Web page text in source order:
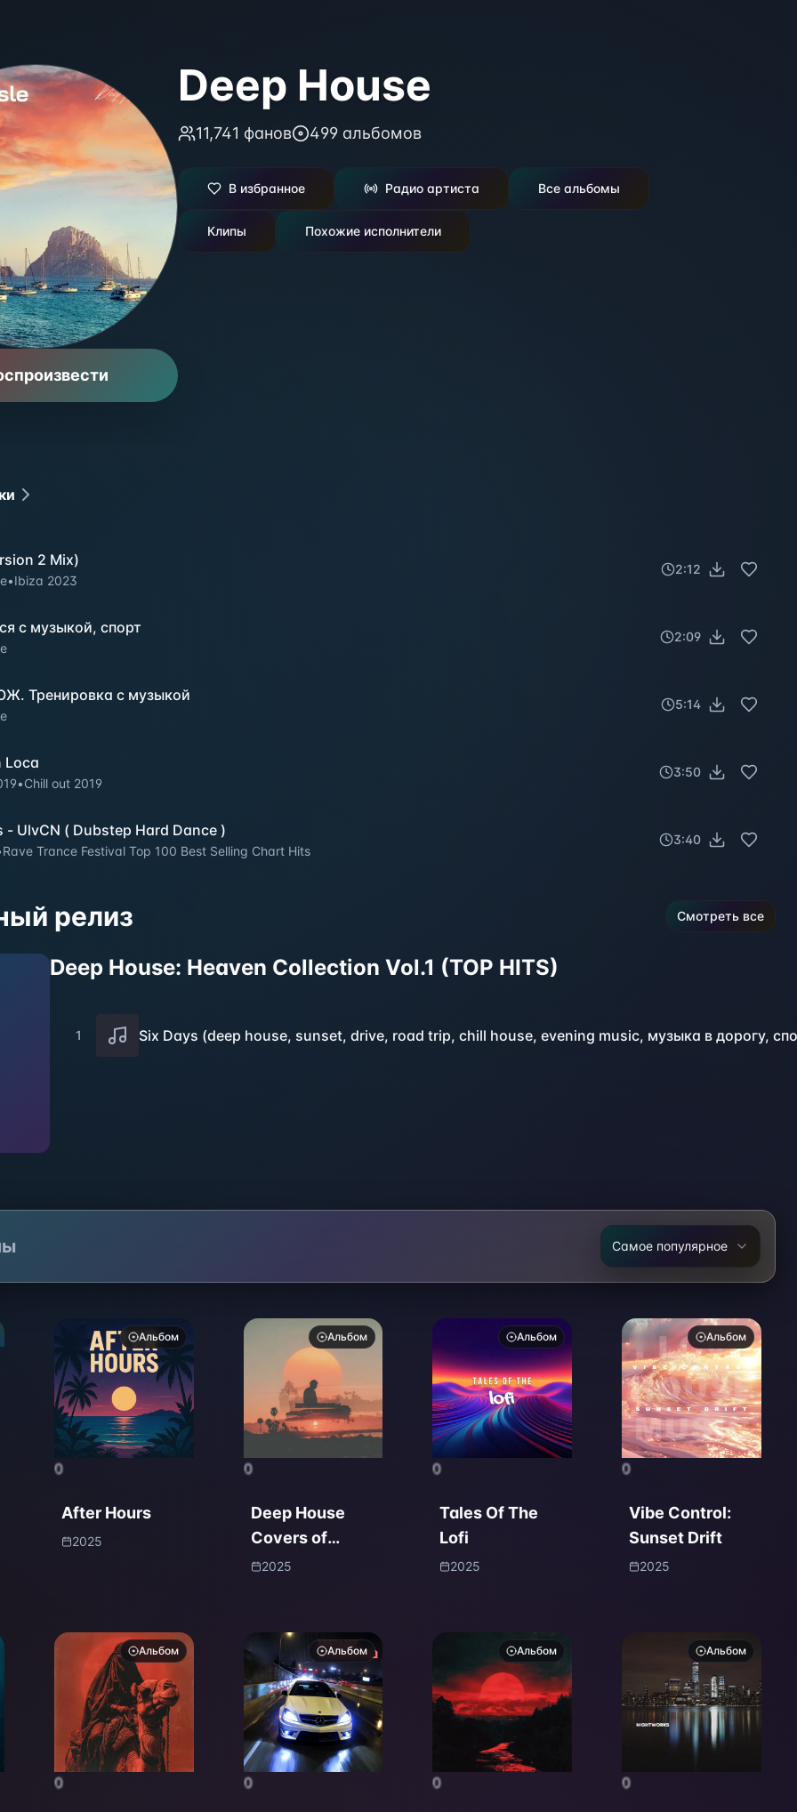
Deep House
11,741 фанов 499 альбомов
В избранное Радио артиста Все альбомы
Клипы Похожие исполнители
2 Mix)
•Ibiza 2023
2:12
с музыкой, спорт
2:09
Тренировка с музыкой
5:14
Loca
•Chill out 2019
3:50
- UlvCN ( Dubstep Hard Dance )
Rave Trance Festival Top 100 Best Selling Chart Hits
3:40
релиз Смотреть все
Deep House: Heaven Collection Vol.1 (TOP HITS)
1 Six Days (deep house, sunset, drive, road trip, chill house, evening music, музыка в дорогу,
Самое популярное
Альбом
0
After Hours
2025
Альбом
0
Deep House
Covers of
Popular Songs
2025
Альбом
0
Tales Of The
Lofi
2025
Альбом
0
Vibe Control:
Sunset Drift
2025
Альбом
0
Альбом
0
Альбом
0
Альбом
0